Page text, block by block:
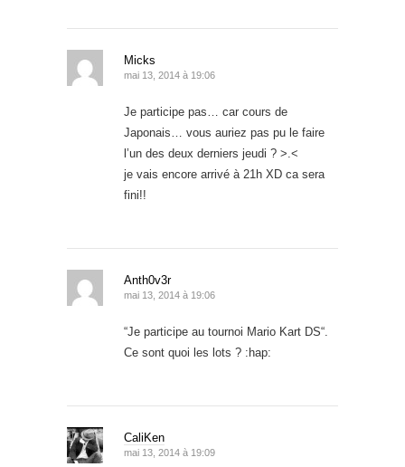
Micks
mai 13, 2014 à 19:06
Je participe pas… car cours de
Japonais… vous auriez pas pu le faire
l’un des deux derniers jeudi ? >.<
je vais encore arrivé à 21h XD ca sera
fini!!
Anth0v3r
mai 13, 2014 à 19:06
“Je participe au tournoi Mario Kart DS“.
Ce sont quoi les lots ? :hap:
CaliKen
mai 13, 2014 à 19:09